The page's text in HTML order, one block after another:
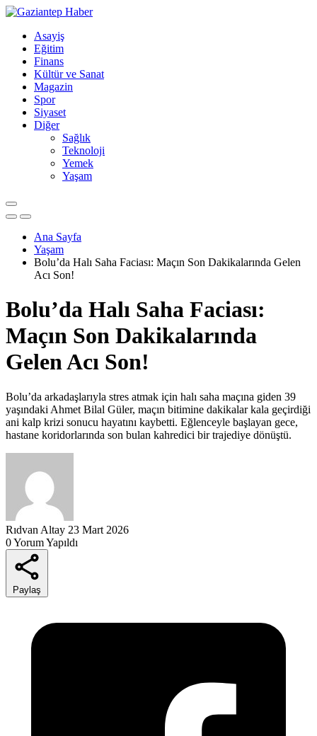
Asayiş
Eğitim
Finans
Kültür ve Sanat
Magazin
Spor
Siyaset
Diğer
Sağlık
Teknoloji
Yemek
Yaşam
Ana Sayfa
Yaşam
Bolu’da Halı Saha Faciası: Maçın Son Dakikalarında Gelen
Acı Son!
Bolu’da Halı Saha Faciası:
Maçın Son Dakikalarında
Gelen Acı Son!
Bolu’da arkadaşlarıyla stres atmak için halı saha maçına giden 39
yaşındaki Ahmet Bilal Güler, maçın bitimine dakikalar kala geçirdiği
ani kalp krizi sonucu hayatını kaybetti. Eğlenceyle başlayan gece,
hastane koridorlarında son bulan kahredici bir trajediye dönüştü.
Rıdvan Altay 23 Mart 2026
0 Yorum Yapıldı
Paylaş